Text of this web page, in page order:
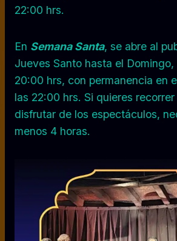
22:00 hrs.
En Semana Santa, se abre al
Jueves Santo hasta el Domingo,
20:00 hrs, con permanencia en
las 22:00 hrs. Si quieres
disfrutar de los espectáculos,
menos 4 horas.